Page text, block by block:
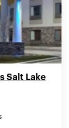
Salt Lake